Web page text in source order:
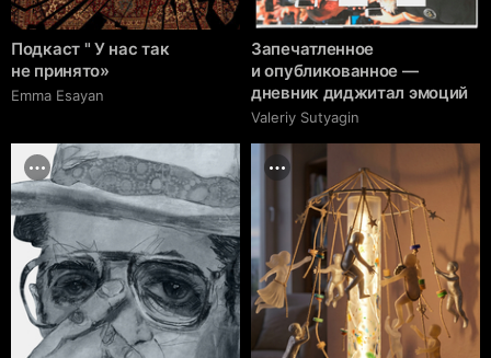
Подкаст " У нас так
не принято»
Emma Esayan
Запечатленное
и опубликованное —
дневник диджитал эмоций
Valeriy Sutyagin